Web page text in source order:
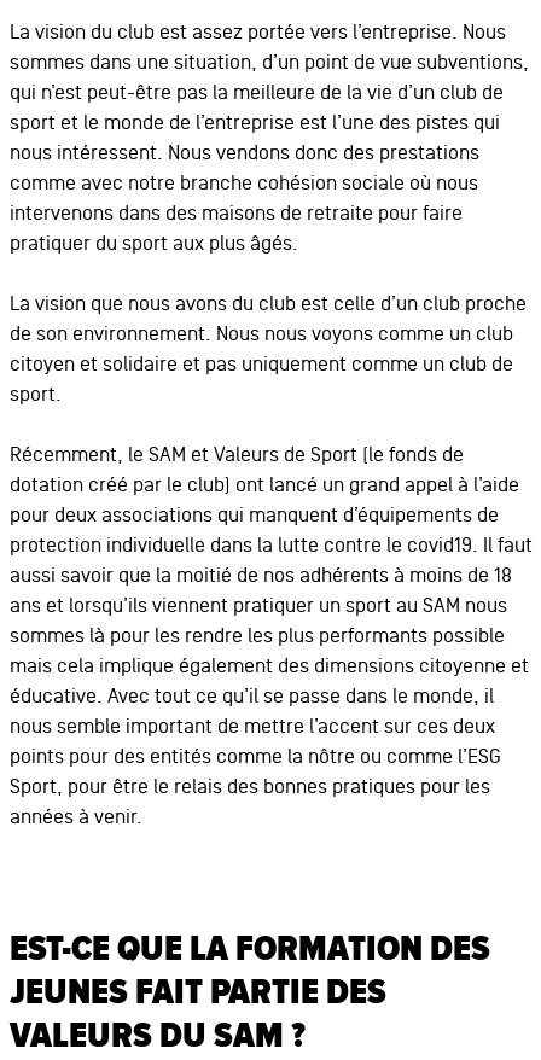
La vision du club est assez portée vers l’entreprise. Nous
sommes dans une situation, d’un point de vue subventions,
qui n’est peut-être pas la meilleure de la vie d’un club de
sport et le monde de l’entreprise est l’une des pistes qui
nous intéressent. Nous vendons donc des prestations
comme avec notre branche cohésion sociale où nous
intervenons dans des maisons de retraite pour faire
pratiquer du sport aux plus âgés.
La vision que nous avons du club est celle d’un club proche
de son environnement. Nous nous voyons comme un club
citoyen et solidaire et pas uniquement comme un club de
sport.
Récemment, le SAM et Valeurs de Sport (le fonds de
dotation créé par le club) ont lancé un grand appel à l’aide
pour deux associations qui manquent d’équipements de
protection individuelle dans la lutte contre le covid19. Il faut
aussi savoir que la moitié de nos adhérents à moins de 18
ans et lorsqu’ils viennent pratiquer un sport au SAM nous
sommes là pour les rendre les plus performants possible
mais cela implique également des dimensions citoyenne et
éducative. Avec tout ce qu’il se passe dans le monde, il
nous semble important de mettre l’accent sur ces deux
points pour des entités comme la nôtre ou comme l’ESG
Sport, pour être le relais des bonnes pratiques pour les
années à venir.
EST-CE QUE LA FORMATION DES
JEUNES FAIT PARTIE DES
VALEURS DU SAM ?